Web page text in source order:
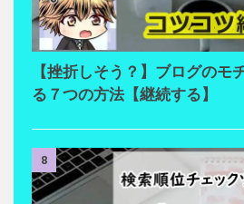
【挫折しそう？】ブログのモ
る７つの方法【継続する】
8